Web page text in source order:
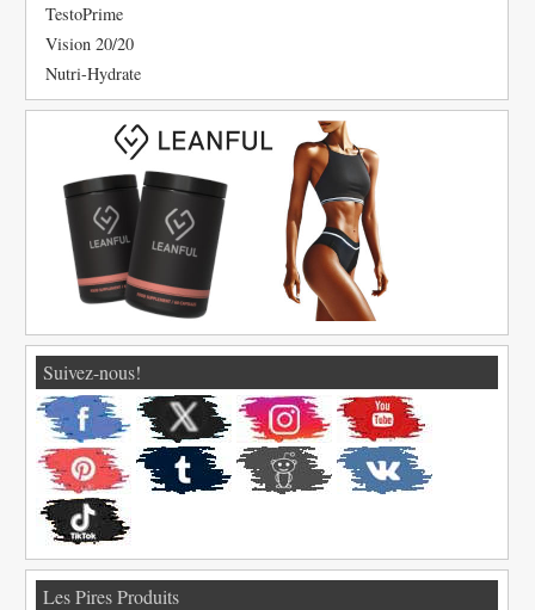
TestoPrime
Vision 20/20
Nutri-Hydrate
Suivez-nous!
Les Pires Produits